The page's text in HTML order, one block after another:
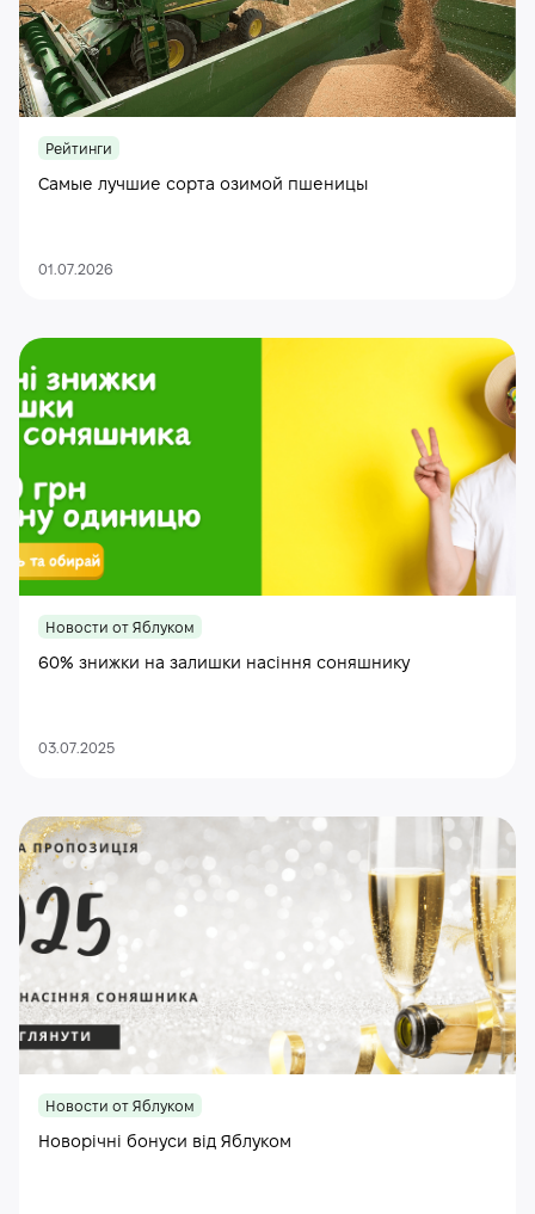
Рейтинги
Самые лучшие сорта озимой пшеницы
01.07.2026
Новости от Яблуком
60% знижки на залишки насіння соняшнику
03.07.2025
Новости от Яблуком
Новорічні бонуси від Яблуком